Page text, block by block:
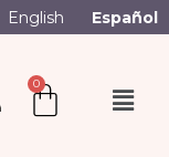
English Español
0